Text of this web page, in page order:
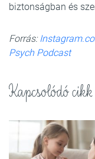
biztonságban és
Forrás:
Psych Podcast
Kapcsolódó cikk